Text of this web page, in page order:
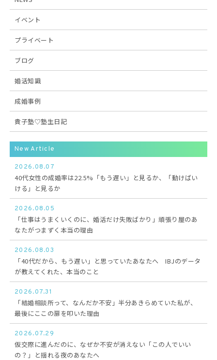
イベント
プライベート
ブログ
婚活知識
成婚事例
貴子塾♡塾生日記
New Article
2026.08.07
40代女性の成婚率は22.5%「もう遅い」と見るか、「動けばい
ける」と見るか
2026.08.05
「仕事はうまくいくのに、婚活だけ失敗ばかり」頑張り屋のあ
なたがつまずく本当の理由
2026.08.03
「40代だから、もう遅い」と思っていたあなたへ IBJのデータ
が教えてくれた、本当のこと
2026.07.31
「結婚相談所って、なんだか不安」半分あきらめていた私が、
最後にここの扉を叩いた理由
2026.07.29
仮交際に進んだのに、なぜか不安が消えない「この人でいい
の？」と揺れる夜のあなたへ